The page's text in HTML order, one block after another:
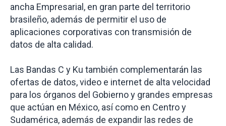
ancha Empresarial, en gran parte del territorio
brasileño, además de permitir el uso de
aplicaciones corporativas con transmisión de
datos de alta calidad.
Las Bandas C y Ku también complementarán las
ofertas de datos, video e internet de alta velocidad
para los órganos del Gobierno y grandes empresas
que actúan en México, así como en Centro y
Sudamérica, además de expandir las redes de